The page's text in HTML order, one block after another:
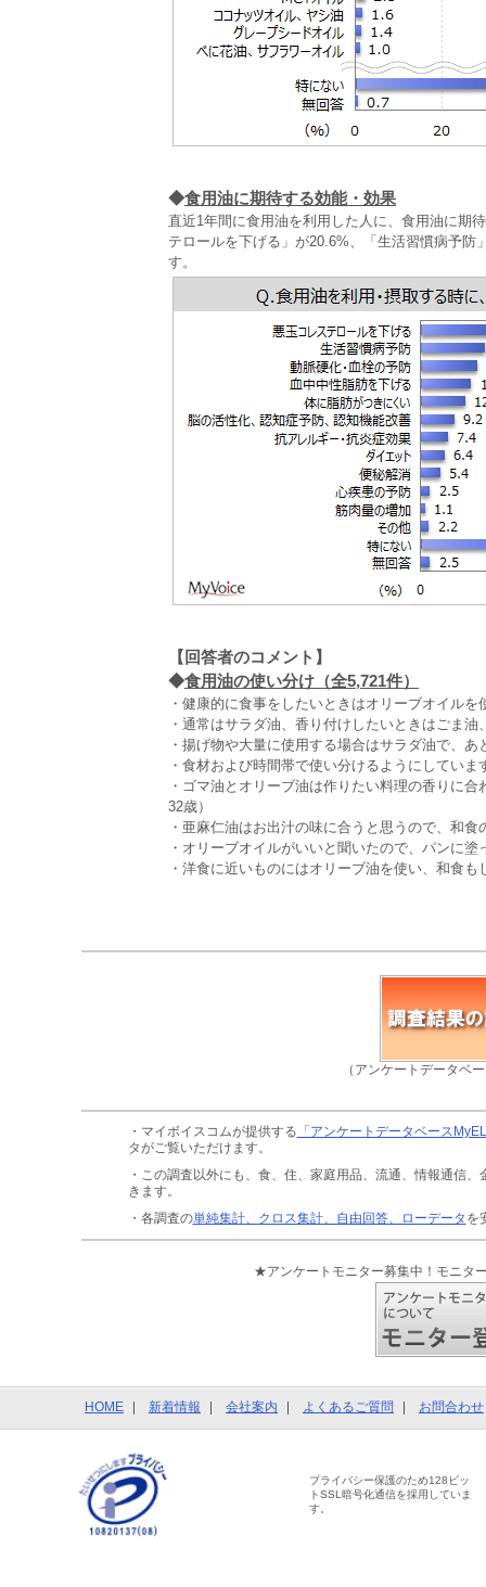
◆食用油に期待する効能・効果
直近1年間に食用油を利用した人に、食用油に期
テロールを下げる」が20.6%、「生活習慣病予
す。
【回答者のコメント】
◆食用油の使い分け（全5,721件）
・健康的に食事をしたいときはオリーブオイルを
・通常はサラダ油、香り付けしたいときはごま
・揚げ物や大量に使用する場合はサラダ油で、
・食材および時間帯で使い分けるようにしていま
・ゴマ油とオリーブ油は作りたい料理の香りに
32歳）
・亜麻仁油はお出汁の味に合うと思うので、和
・オリーブオイルがいいと聞いたので、パンに
・洋食に近いものにはオリーブ油を使い、和食
（アンケートデータベ
・マイボイスコムが提供する 「アンケートデータベース
タがご覧いただけます。
・この調査以外にも、食、住、家庭用品、流通、情報通信、
きます。
・各調査の単純集計、クロス集計、自由回答、ローデータ を
★アンケートモニター募集中！モニタ
HOME 新着情報 会社案内 よくあるご質問 お問合わせ
プライバシー保護のため128ビッ
トSSL暗号化通信を採用していま
す。